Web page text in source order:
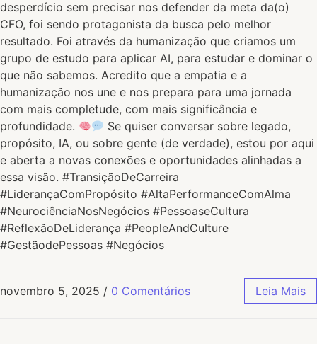
desperdício sem precisar nos defender da meta da(o)
CFO, foi sendo protagonista da busca pelo melhor
resultado. Foi através da humanização que criamos um
grupo de estudo para aplicar AI, para estudar e dominar o
que não sabemos. Acredito que a empatia e a
humanização nos une e nos prepara para uma jornada
com mais completude, com mais significância e
profundidade.
Se quiser conversar sobre legado,
propósito, IA, ou sobre gente (de verdade), estou por aqui
e aberta a novas conexões e oportunidades alinhadas a
essa visão. #TransiçãoDeCarreira
#LiderançaComPropósito #AltaPerformanceComAlma
#NeurociênciaNosNegócios #PessoaseCultura
#ReflexãoDeLiderança #PeopleAndCulture
#GestãodePessoas #Negócios
novembro 5, 2025 / 0 Comentários Leia Mais